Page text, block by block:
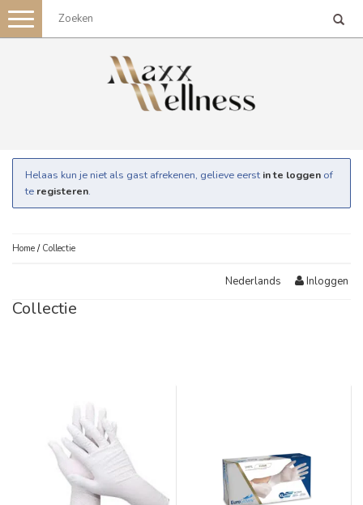
Toggle
navigation
Helaas kun je niet als gast afrekenen, gelieve eerst in te loggen of
te registeren.
Home / Collectie
Nederlands Inloggen
Collectie